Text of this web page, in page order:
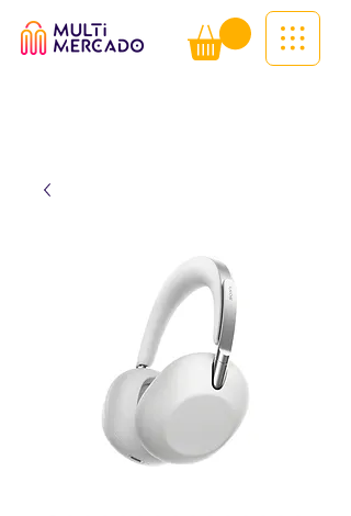
Tudo num só lugar! | Entregas ao
domicílio